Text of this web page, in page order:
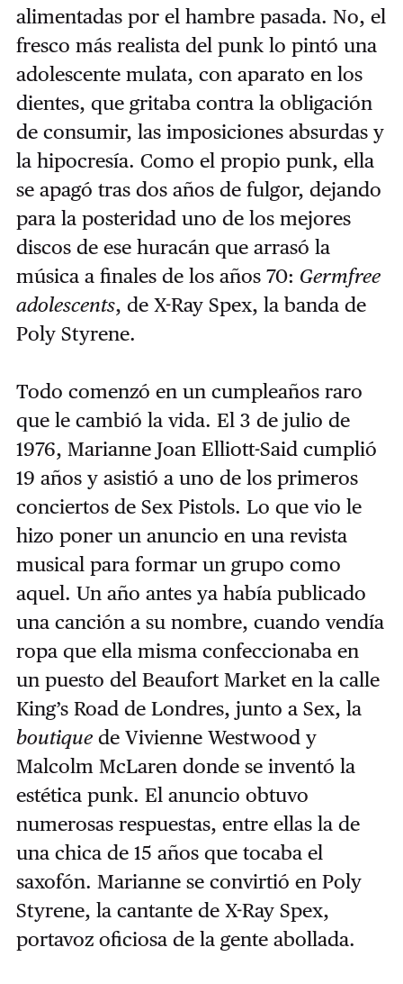
alimentadas por el hambre pasada. No, el
fresco más realista del punk lo pintó una
adolescente mulata, con aparato en los
dientes, que gritaba contra la obligación
de consumir, las imposiciones absurdas y
la hipocresía. Como el propio punk, ella
se apagó tras dos años de fulgor, dejando
para la posteridad uno de los mejores
discos de ese huracán que arrasó la
música a finales de los años 70: Germfree
adolescents, de X-Ray Spex, la banda de
Poly Styrene.
Todo comenzó en un cumpleaños raro
que le cambió la vida. El 3 de julio de
1976, Marianne Joan Elliott-Said cumplió
19 años y asistió a uno de los primeros
conciertos de Sex Pistols. Lo que vio le
hizo poner un anuncio en una revista
musical para formar un grupo como
aquel. Un año antes ya había publicado
una canción a su nombre, cuando vendía
ropa que ella misma confeccionaba en
un puesto del Beaufort Market en la calle
King’s Road de Londres, junto a Sex, la
boutiquede Vivienne Westwood y
Malcolm McLaren donde se inventó la
estética punk. El anuncio obtuvo
numerosas respuestas, entre ellas la de
una chica de 15 años que tocaba el
saxofón. Marianne se convirtió en Poly
Styrene, la cantante de X-Ray Spex,
portavoz oficiosa de la gente abollada.